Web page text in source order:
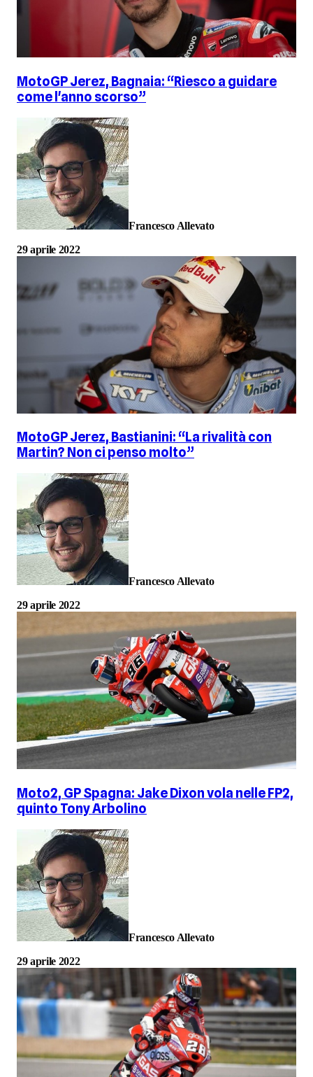
MotoGP Jerez, Bagnaia: “Riesco a guidare
come l'anno scorso”
Francesco Allevato
29 aprile 2022
MotoGP Jerez, Bastianini: “La rivalità con
Martin? Non ci penso molto”
Francesco Allevato
29 aprile 2022
Moto2, GP Spagna: Jake Dixon vola nelle FP2,
quinto Tony Arbolino
Francesco Allevato
29 aprile 2022